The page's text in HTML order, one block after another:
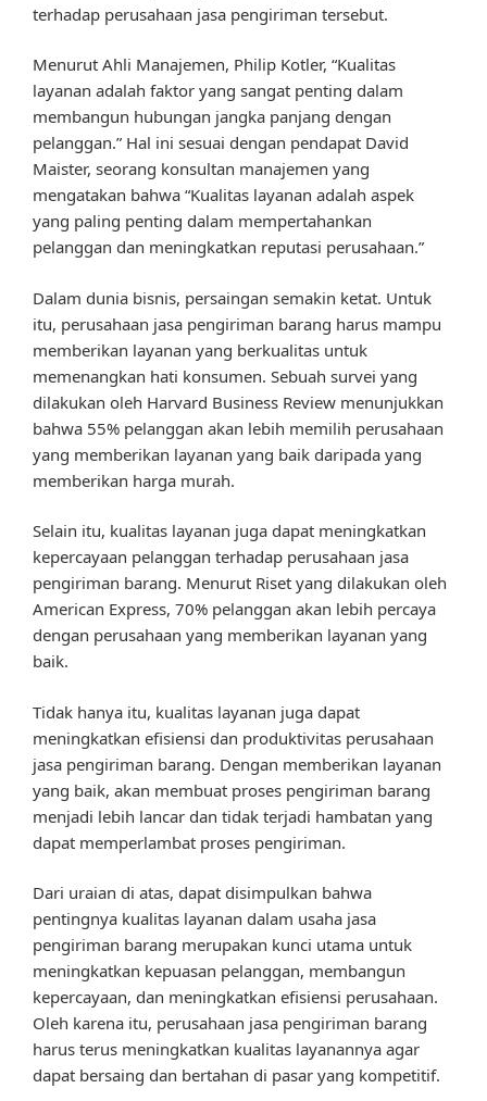
terhadap perusahaan jasa pengiriman tersebut.
Menurut Ahli Manajemen, Philip Kotler, “Kualitas
layanan adalah faktor yang sangat penting dalam
membangun hubungan jangka panjang dengan
pelanggan.” Hal ini sesuai dengan pendapat David
Maister, seorang konsultan manajemen yang
mengatakan bahwa “Kualitas layanan adalah aspek
yang paling penting dalam mempertahankan
pelanggan dan meningkatkan reputasi perusahaan.”
Dalam dunia bisnis, persaingan semakin ketat. Untuk
itu, perusahaan jasa pengiriman barang harus mampu
memberikan layanan yang berkualitas untuk
memenangkan hati konsumen. Sebuah survei yang
dilakukan oleh Harvard Business Review menunjukkan
bahwa 55% pelanggan akan lebih memilih perusahaan
yang memberikan layanan yang baik daripada yang
memberikan harga murah.
Selain itu, kualitas layanan juga dapat meningkatkan
kepercayaan pelanggan terhadap perusahaan jasa
pengiriman barang. Menurut Riset yang dilakukan oleh
American Express, 70% pelanggan akan lebih percaya
dengan perusahaan yang memberikan layanan yang
baik.
Tidak hanya itu, kualitas layanan juga dapat
meningkatkan efisiensi dan produktivitas perusahaan
jasa pengiriman barang. Dengan memberikan layanan
yang baik, akan membuat proses pengiriman barang
menjadi lebih lancar dan tidak terjadi hambatan yang
dapat memperlambat proses pengiriman.
Dari uraian di atas, dapat disimpulkan bahwa
pentingnya kualitas layanan dalam usaha jasa
pengiriman barang merupakan kunci utama untuk
meningkatkan kepuasan pelanggan, membangun
kepercayaan, dan meningkatkan efisiensi perusahaan.
Oleh karena itu, perusahaan jasa pengiriman barang
harus terus meningkatkan kualitas layanannya agar
dapat bersaing dan bertahan di pasar yang kompetitif.